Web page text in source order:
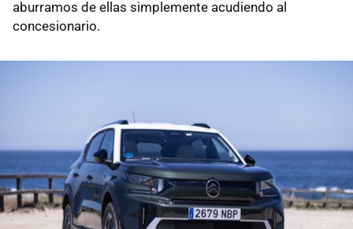
aburramos de ellas simplemente acudiendo al
concesionario.